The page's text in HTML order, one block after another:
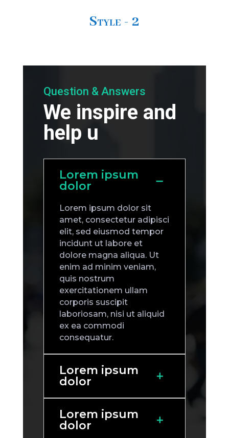
Style - 2
Question & Answers
We inspire and
help u
Lorem ipsum
dolor
Lorem ipsum dolor sit
amet, consectetur adipisci
elit, sed eiusmod tempor
incidunt ut labore et
dolore magna aliqua. Ut
enim ad minim veniam,
quis nostrum
exercitationem ullam
corporis suscipit
laboriosam, nisi ut aliquid
ex ea commodi
consequatur.
Lorem ipsum
dolor
Lorem ipsum
dolor